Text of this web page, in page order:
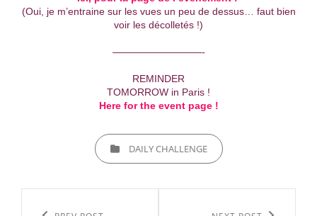
(Oui, je m’entraine sur les vues un peu de dessus… faut bien
voir les décolletés !)
—————————-
REMINDER
TOMORROW in Paris !
Here for the event page !
CATEGORIESDAILY CHALLENGE